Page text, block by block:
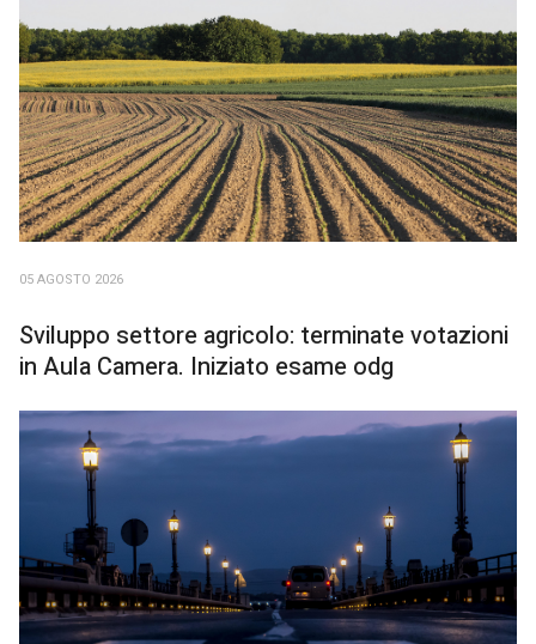
05 AGOSTO 2026
Sviluppo settore agricolo: terminate votazioni
in Aula Camera. Iniziato esame odg